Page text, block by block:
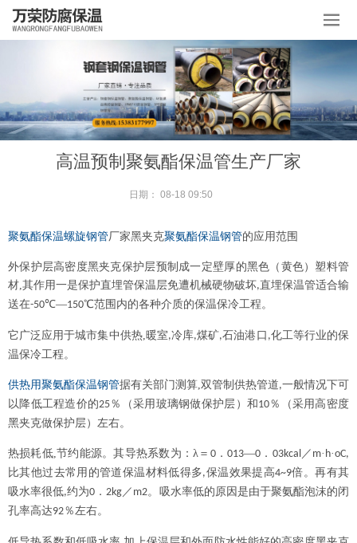
高温预制聚氨酯保温管生产厂家
日期： 08-18 09:50
聚氨酯保温螺旋钢管厂家黑夹克聚氨酯保温钢管的应用范围
外保护层高密度黑夹克保护层预制成一定壁厚的黑色（黄色）塑料管
材,其作用一是保护直埋管保温层免遭机械硬物破坏,直埋保温管适合输
送在-50℃—150℃范围内的各种介质的保温保冷工程。
它广泛应用于城市集中供热,暖室,冷库,煤矿,石油港口 ,化工等行业的保
温保冷工程。
供热用聚氨酯保温钢管据有关部门测算,双管制供热管道,一般情况下可
以降低工程造价的25％（采用玻璃钢做保护层）和 10％（采用高密度
黑夹克做保护层）左右。
热损耗低,节约能源。其导热系数为：λ＝ 0．013—0 ． 03kcal／ m· h·oC,
比其他过去常用的管道保温材料低得多,保温效果提高4~9倍。再有其
吸水率很低,约为0 ．2kg／ m2。吸水率低的原因是由于聚氨酯泡沫的闭
孔率高达92％左右。